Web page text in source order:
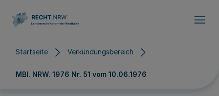
Startseite Verkündungsbereich
MBl. NRW. 1976 Nr. 51 vom 10.06.1976